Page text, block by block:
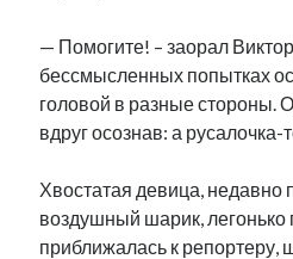
— Помогите! – заорал
бессмысленных попытках
головой в разные стороны.
вдруг осознав: а
Хвостатая девица, недавно
воздушный шарик, легонько
приближалась к репортеру,